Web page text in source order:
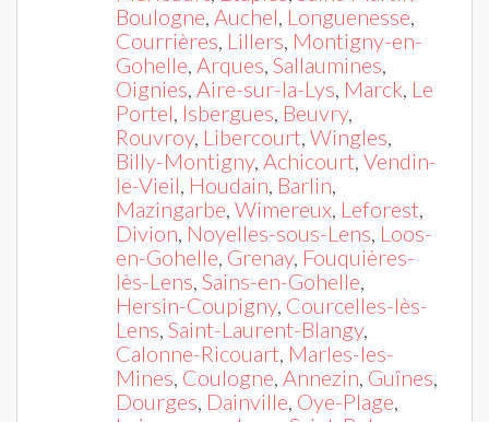
Boulogne, Auchel, Longuenesse,
Courrières, Lillers, Montigny-en-
Gohelle, Arques, Sallaumines,
Oignies, Aire-sur-la-Lys, Marck, Le
Portel, Isbergues, Beuvry,
Rouvroy, Libercourt, Wingles,
Billy-Montigny, Achicourt, Vendin-
le-Vieil, Houdain, Barlin,
Mazingarbe, Wimereux, Leforest,
Divion, Noyelles-sous-Lens, Loos-
en-Gohelle, Grenay, Fouquières-
lès-Lens, Sains-en-Gohelle,
Hersin-Coupigny, Courcelles-lès-
Lens, Saint-Laurent-Blangy,
Calonne-Ricouart, Marles-les-
Mines, Coulogne, Annezin, Guînes,
Dourges, Dainville, Oye-Plage,